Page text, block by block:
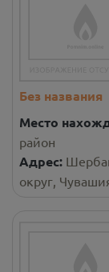
Без названия
Место
район
Адрес:
округ,